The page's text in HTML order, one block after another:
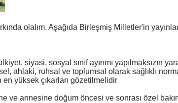
olalım. Aşağıda Birleşmiş Milletler'in
siyasi, sosyal sınıf ayırımı yapılmaksızın
ahlaki, ruhsal ve toplumsal olarak sağlıklı
yüksek çıkarları gözetilmelidir
annesine doğum öncesi ve sonrası özel